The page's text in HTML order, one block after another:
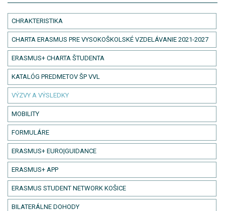
CHRAKTERISTIKA
CHARTA ERASMUS PRE VYSOKOŠKOLSKÉ VZDELÁVANIE 2021-2027
ERASMUS+ CHARTA ŠTUDENTA
KATALÓG PREDMETOV ŠP VVL
VÝZVY A VÝSLEDKY
MOBILITY
FORMULÁRE
ERASMUS+ EURO|GUIDANCE
ERASMUS+ APP
ERASMUS STUDENT NETWORK KOŠICE
BILATERÁLNE DOHODY